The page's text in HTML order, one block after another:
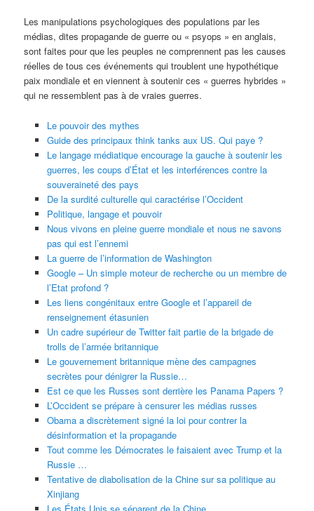
Les manipulations psychologiques des populations par les
médias, dites propagande de guerre ou « psyops » en anglais,
sont faites pour que les peuples ne comprennent pas les causes
réelles de tous ces événements qui troublent une hypothétique
paix mondiale et en viennent à soutenir ces « guerres hybrides »
qui ne ressemblent pas à de vraies guerres.
Le pouvoir des mythes
Guide des principaux think tanks aux US. Qui paye ?
Le langage médiatique encourage la gauche à soutenir les
guerres, les coups d’État et les interférences contre la
souveraineté des pays
De la surdité culturelle qui caractérise l’Occident
Politique, langage et pouvoir
Nous vivons en pleine guerre mondiale et nous ne savons
pas qui est l’ennemi
La guerre de l’information de Washington
Google – Un simple moteur de recherche ou un membre de
l’Etat profond ?
Les liens congénitaux entre Google et l’appareil de
renseignement étasunien
Un cadre supérieur de Twitter fait partie de la brigade de
trolls de l’armée britannique
Le gouvernement britannique mène des campagnes
secrètes pour dénigrer la Russie…
Est ce que les Russes sont derrière les Panama Papers ?
L’Occident se prépare à censurer les médias russes
Obama a discrètement signé la loi pour contrer la
désinformation et la propagande
Tout comme les Démocrates le faisaient avec Trump et la
Russie …
Tentative de diabolisation de la Chine sur sa politique au
Xinjiang
Les États Unis se séparent de la Chine …